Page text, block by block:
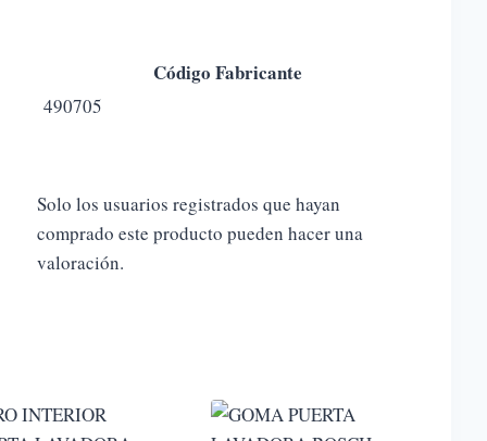
Código Fabricante
490705
Solo los usuarios registrados que hayan
comprado este producto pueden hacer una
valoración.